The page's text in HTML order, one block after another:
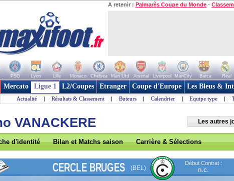
A retenir : Palmarès Coupe du Monde -
PSG Lyon Lille Monaco Chelsea Man Utd Arsenal Liverpool ManCity Barca Real
Mercato Ligue 1 L2/Coupes Etranger Coupe d'Europe Les Bleus &
Actualité | Résultats & Classement | Buteurs | Calendrier | Equipe type |
VANACKERE Les autres
d'identité Bilan et Matchs saison Carrière & Sélections
CERCLE BRUGES (BEL)
Début Contrat :
n.c.